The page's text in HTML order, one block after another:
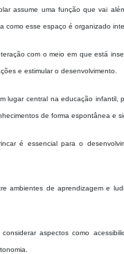
assume uma função que vai
como esse espaço é organizado
com o meio em que está
e estimular o desenvolvimento.
lugar central na educação
de forma espontânea e
é essencial para o
ambientes de aprendizagem e
aspectos como